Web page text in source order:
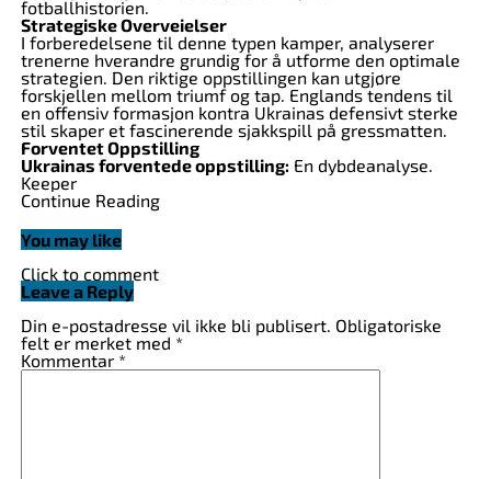
fotballhistorien.
Strategiske Overveielser
I forberedelsene til denne typen kamper, analyserer
trenerne hverandre grundig for å utforme den optimale
strategien. Den riktige oppstillingen kan utgjøre
forskjellen mellom triumf og tap. Englands tendens til
en offensiv formasjon kontra Ukrainas defensivt sterke
stil skaper et fascinerende sjakkspill på gressmatten.
Forventet Oppstilling
Ukrainas forventede oppstilling: En dybdeanalyse.
Keeper
Forsvar: Høyreback, 2 Sentrale forsvare, Venstreback
Midtbane: Defensiv midtbanespiller, Sentral
midtbanespiller, Offensiv midtbanespiller
Angrep: Høyre ving, Sentral angriper, Venstre ving
Englands forventede oppstilling:
Keeper
Forsvar: Firemannsforsvar med to sentrale forsvarere
flankert av backene
Midtbane: En balansert blanding av defensive og
offensive midtbanespillere
Angrep: Tre angripere, med fokus på fart og teknikk
Continue Reading
You may like
Click to comment
Leave a Reply
Din e-postadresse vil ikke bli publisert. Obligatoriske
felt er merket med *
Kommentar *